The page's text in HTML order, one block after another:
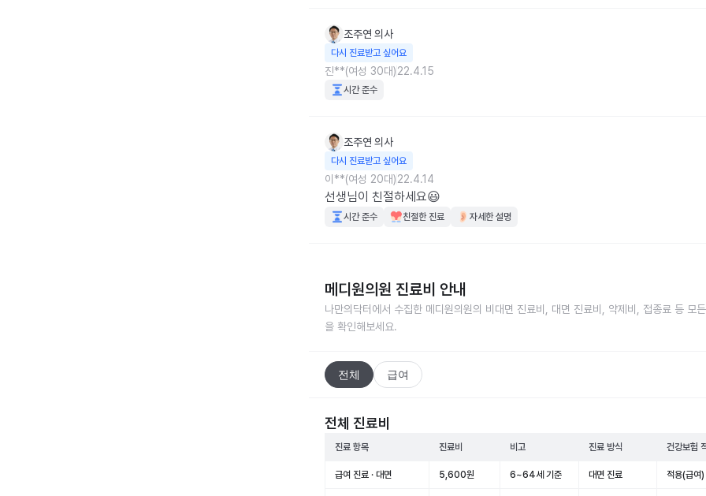
조주연 의사
다시 진료받고 싶어요
진**(여성 30대)22.4.15
시간 준수
조주연 의사
다시 진료받고 싶어요
이**(여성 20대)22.4.14
선생님이 친절하세요😃
시간 준수 친절한 진료 자세한 설명
메디원의원 진료비 안내
나만의닥터에서 수집한 메디원의원의 비대면 진료비, 대면 진료비, 약제비, 접종료 등 모
을 확인해보세요.
전체 급여
전체 진료비
진료 항목 진료비 비고 진료 방식 건강보험
급여 진료 · 대면 5,600원 6~64세 기준 대면 진료 적용(급여)